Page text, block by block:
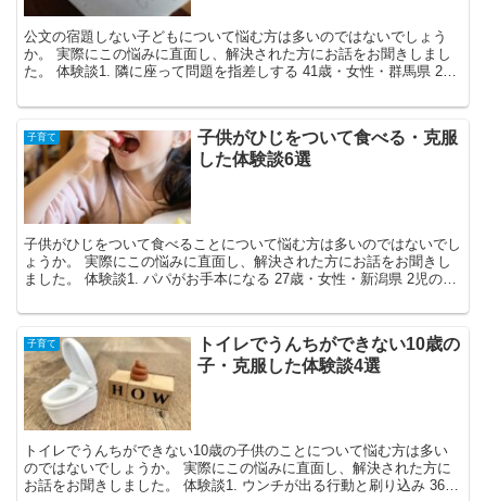
公文の宿題しない子どもについて悩む方は多いのではないでしょう
か。 実際にこの悩みに直面し、解決された方にお話をお聞きしまし
た。 体験談1. 隣に座って問題を指差しする 41歳・女性・群馬県 2児
子育て
子供がひじをついて食べる・克服
した体験談6選
子供がひじをついて食べることについて悩む方は多いのではないでし
ょうか。 実際にこの悩みに直面し、解決された方にお話をお聞きし
ました。 体験談1. パパがお手本になる 27歳・女性・新潟県 2児の
子育て
トイレでうんちができない10歳の
子・克服した体験談4選
トイレでうんちができない10歳の子供のことについて悩む方は多い
のではないでしょうか。 実際にこの悩みに直面し、解決された方に
お話をお聞きしました。 体験談1. ウンチが出る行動と刷り込み 36